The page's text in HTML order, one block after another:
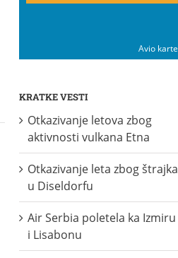
Avio karte
KRATKE VESTI
Otkazivanje letova zbog
aktivnosti vulkana Etna
Otkazivanje leta zbog štrajka
u Diseldorfu
Air Serbia poletela ka Izmiru
i Lisabonu